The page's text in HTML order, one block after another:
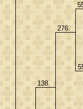
138.
276.